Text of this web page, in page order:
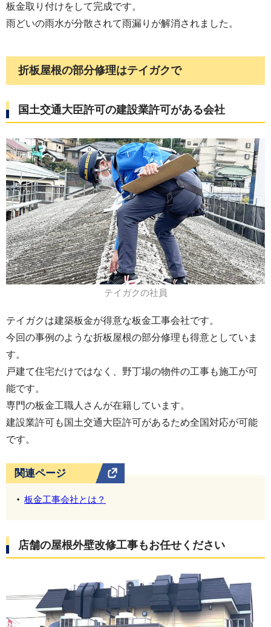
板金取り付けをして完成です。
雨どいの雨水が分散されて雨漏りが解消されました。
折板屋根の部分修理はテイガクで
国土交通大臣許可の建設業許可がある会社
テイガクの社員
テイガクは建築板金が得意な板金工事会社です。
今回の事例のような折板屋根の部分修理も得意としていま
す。
戸建て住宅だけではなく、野丁場の物件の工事も施工が可
能です。
専門の板金工職人さんが在籍しています。
建設業許可も国土交通大臣許可があるため全国対応が可能
です。
関連ページ
板金工事会社とは？
店舗の屋根外壁改修工事もお任せください